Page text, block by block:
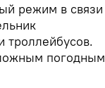
режим в связи
троллейбусов.
погодным